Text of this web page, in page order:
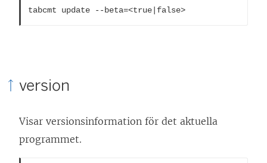
tabcmt update --beta=<true|false>
version
Visar versionsinformation för det aktuella
programmet.